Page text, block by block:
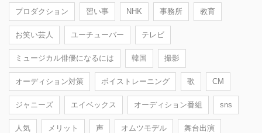
プロダクション 習い事 NHK 事務所 教育
お笑い芸人 ユーチューバー テレビ
ミュージカル俳優になるには 韓国 撮影
オーディション対策 ボイストレーニング 歌 CM
ジャニーズ エイベックス オーディション番組 sns
人気 メリット 声 オムツモデル 舞台出演